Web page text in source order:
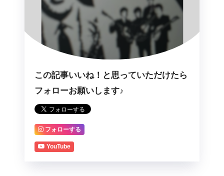
この記事いいね！と思っていただけたら
フォローお願いします♪
フォローする
YouTube